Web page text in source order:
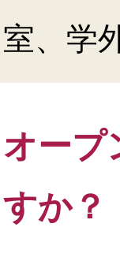
室、学
オープ
すか？